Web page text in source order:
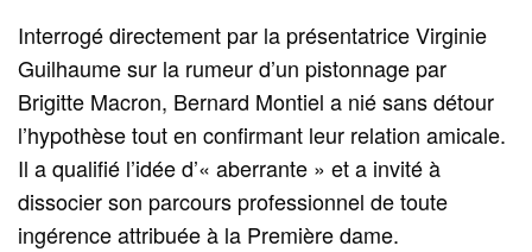
Interrogé directement par la présentatrice Virginie
Guilhaume sur la rumeur d’un pistonnage par
Brigitte Macron, Bernard Montiel a nié sans détour
l’hypothèse tout en confirmant leur relation amicale.
Il a qualifié l’idée d’« aberrante » et a invité à
dissocier son parcours professionnel de toute
ingérence attribuée à la Première dame.